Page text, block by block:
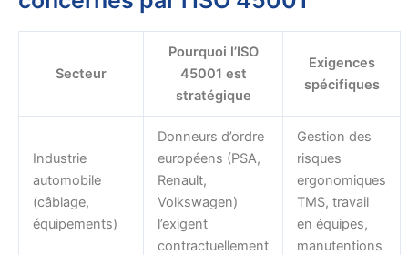
Secteur
Pourquoi l’ISO
45001 est
stratégique
Exigences
spécifiques
Industrie
automobile
(câblage,
équipements)
Donneurs d’ordre
européens (PSA,
Renault,
Volkswagen)
l’exigent
contractuellement
Gestion des
risques
ergonomiques
TMS, travail
en équipes,
manutentions